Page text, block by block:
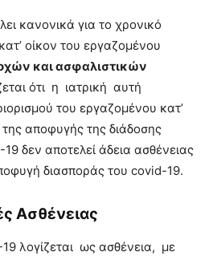
κανονικά για το χρονικό
οίκον του εργαζομένου
και ασφαλιστικών
ότι η ιατρική αυτή
του εργαζομένου κατ’
αποφυγής της διάδοσης
δεν αποτελεί άδεια ασθένειας
διασποράς του covid-19.
Ασθένειας
λογίζεται ως ασθένεια, με